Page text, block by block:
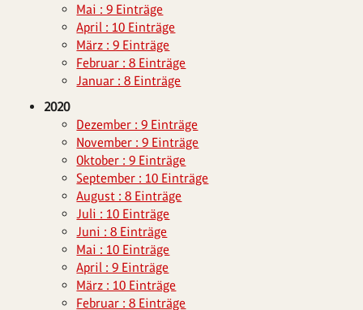
Mai : 9 Einträge
April : 10 Einträge
März : 9 Einträge
Februar : 8 Einträge
Januar : 8 Einträge
2020
Dezember : 9 Einträge
November : 9 Einträge
Oktober : 9 Einträge
September : 10 Einträge
August : 8 Einträge
Juli : 10 Einträge
Juni : 8 Einträge
Mai : 10 Einträge
April : 9 Einträge
März : 10 Einträge
Februar : 8 Einträge